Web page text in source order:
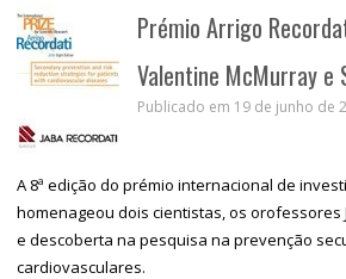
Prémio Arrigo
Valentine McMurray e
Publicado em 19 de junho de
A 8ª edição do prémio internacional de
homenageou dois cientistas, os orofessores
e descoberta na pesquisa na prevenção
cardiovasculares.